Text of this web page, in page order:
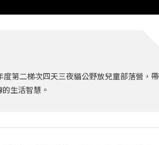
第二梯次四天三夜貓公野放兒童部落營，帶
生活智慧。